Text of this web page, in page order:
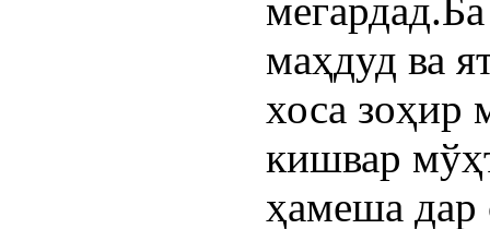
маҳдуд ва
хоса зоҳир
кишвар
ҳамеша дар